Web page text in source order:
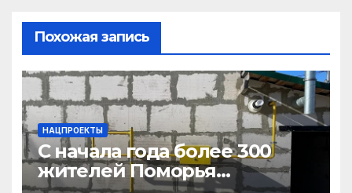
Похожая запись
НАЦПРОЕКТЫ
С начала года более 300
жителей Поморья